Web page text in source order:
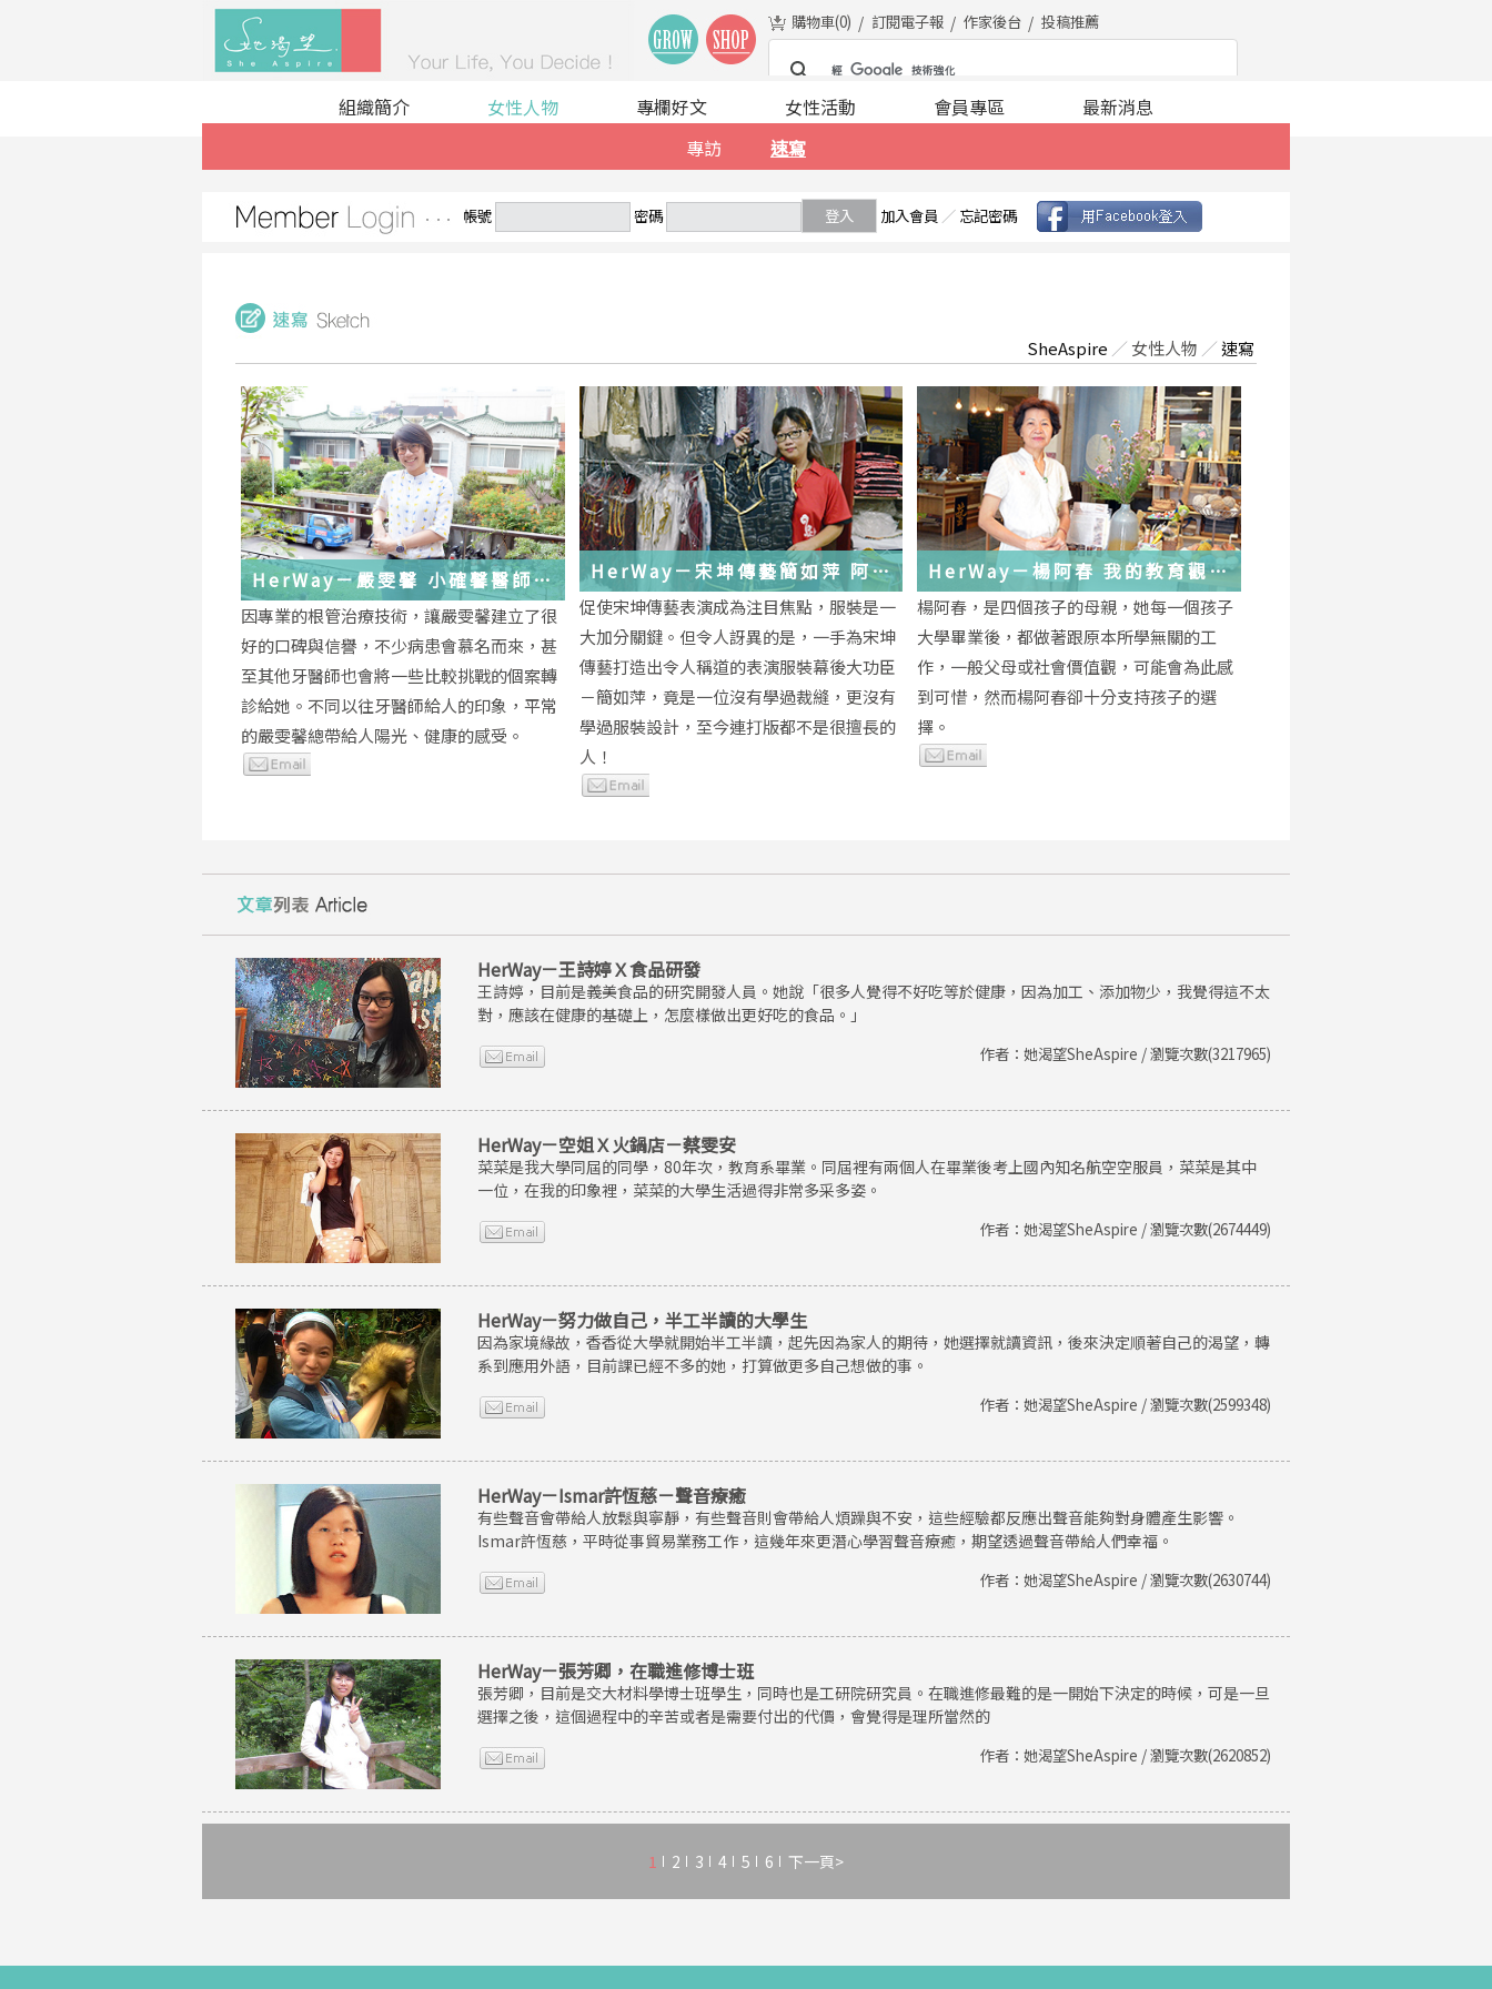
購物車(0) 訂閱電子報 作家後台 投稿推薦
組織簡介
女性人物
專訪
速寫
專欄好文 女性活動 會員專區 最新消息
帳號 密碼 登入 加入會員 ／ 忘記密碼
SheAspire ／ 女性人物 ／速寫
HerWay－嚴雯馨 小確馨醫師
的根管治療小確幸
因專業的根管治療技術，讓嚴雯馨建立了很
好的口碑與信譽，不少病患會慕名而來，甚
至其他牙醫師也會將一些比較挑戰的個案轉
診給她。不同以往牙醫師給人的印象，平常
的嚴雯馨總帶給人陽光、健康的感受。
HerWay－宋坤傳藝簡如萍 阿
萍ㄟ服裝
促使宋坤傳藝表演成為注目焦點，服裝是一
大加分關鍵。但令人訝異的是，一手為宋坤
傳藝打造出令人稱道的表演服裝幕後大功臣
－簡如萍，竟是一位沒有學過裁縫，更沒有
學過服裝設計，至今連打版都不是很擅長的
人！
HerWay－楊阿春 我的教育觀
念
楊阿春，是四個孩子的母親，她每一個孩子
大學畢業後，都做著跟原本所學無關的工
作，一般父母或社會價值觀，可能會為此感
到可惜，然而楊阿春卻十分支持孩子的選
擇。
HerWay－王詩婷Ｘ食品研發
王詩婷，目前是義美食品的研究開發人員。她說「很多人覺得不好吃等於健康，因為加工、添加物少，我覺得這不太
對，應該在健康的基礎上，怎麼樣做出更好吃的食品。」
作者：她渴望SheAspire / 瀏覽次數(3217965)
HerWay－空姐Ｘ火鍋店－蔡雯安
菜菜是我大學同屆的同學，80年次，教育系畢業。同屆裡有兩個人在畢業後考上國內知名航空空服員，菜菜是其中
一位，在我的印象裡，菜菜的大學生活過得非常多采多姿。
作者：她渴望SheAspire / 瀏覽次數(2674449)
HerWay－努力做自己，半工半讀的大學生
因為家境緣故，香香從大學就開始半工半讀，起先因為家人的期待，她選擇就讀資訊，後來決定順著自己的渴望，轉
系到應用外語，目前課已經不多的她，打算做更多自己想做的事。
作者：她渴望SheAspire / 瀏覽次數(2599348)
HerWay－Ismar許恆慈－聲音療癒
有些聲音會帶給人放鬆與寧靜，有些聲音則會帶給人煩躁與不安，這些經驗都反應出聲音能夠對身體產生影響。
Ismar許恆慈，平時從事貿易業務工作，這幾年來更潛心學習聲音療癒，期望透過聲音帶給人們幸福。
作者：她渴望SheAspire / 瀏覽次數(2630744)
HerWay－張芳卿，在職進修博士班
張芳卿，目前是交大材料學博士班學生，同時也是工研院研究員。在職進修最難的是一開始下決定的時候，可是一旦
選擇之後，這個過程中的辛苦或者是需要付出的代價，會覺得是理所當然的
作者：她渴望SheAspire / 瀏覽次數(2620852)
1 2 3 4 5 6 下一頁>